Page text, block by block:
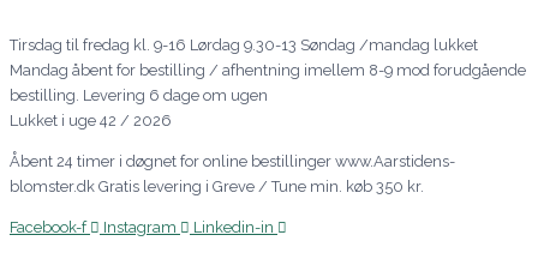
Tirsdag til fredag kl. 9-16 Lørdag 9.30-13 Søndag /mandag lukket
Mandag åbent for bestilling / afhentning imellem 8-9 mod forudgående
bestilling. Levering 6 dage om ugen
Lukket i uge 42 / 2026
Åbent 24 timer i døgnet for online bestillinger www.Aarstidens-
blomster.dk Gratis levering i Greve / Tune min. køb 350 kr.
Facebook-f Instagram Linkedin-in